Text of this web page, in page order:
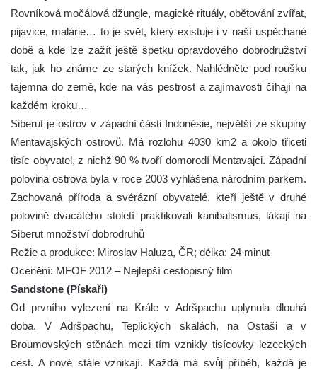
Rovníková močálová džungle, magické rituály, obětování zvířat,
pijavice, malárie… to je svět, který existuje i v naší uspěchané
době a kde lze zažít ještě špetku opravdového dobrodružství
tak, jak ho známe ze starých knížek. Nahlédněte pod roušku
tajemna do země, kde na vás pestrost a zajímavosti číhají na
každém kroku…
Siberut je ostrov v západní části Indonésie, největší ze skupiny
Mentavajských ostrovů. Má rozlohu 4030 km2 a okolo třiceti
tisíc obyvatel, z nichž 90 % tvoří domorodí Mentavajci. Západní
polovina ostrova byla v roce 2003 vyhlášena národním parkem.
Zachovaná příroda a svérázní obyvatelé, kteří ještě v druhé
polovině dvacátého století praktikovali kanibalismus, lákají na
Siberut množství dobrodruhů
Režie a produkce: Miroslav Haluza, ČR; délka: 24 minut
Ocenění: MFOF 2012 – Nejlepší cestopisný film
Sandstone (Pískaři)
Od prvního vylezení na Krále v Adršpachu uplynula dlouhá
doba. V Adršpachu, Teplických skalách, na Ostaši a v
Broumovských stěnách mezi tím vznikly tisícovky lezeckých
cest. A nové stále vznikají. Každá má svůj příběh, každá je